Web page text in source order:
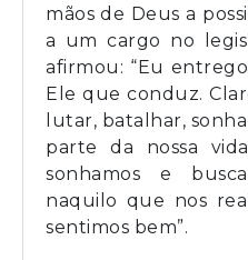
mãos de Deus a
a um cargo no
afirmou: “Eu
Ele que conduz.
lutar, batalhar,
parte da nossa
sonhamos e
naquilo que nos
sentimos bem”.